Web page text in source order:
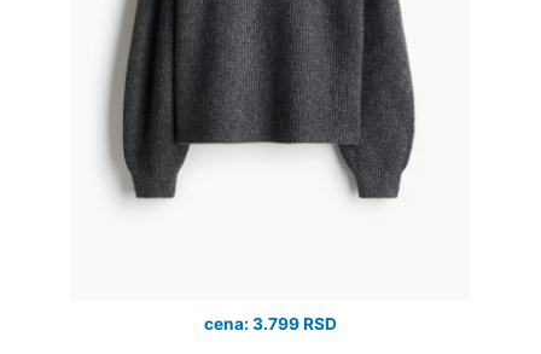
cena: 3.799 RSD